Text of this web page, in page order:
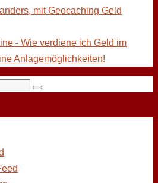
mit Geocaching Geld
- Wie verdiene ich Geld im
Anlagemöglichkeiten!
Suchen